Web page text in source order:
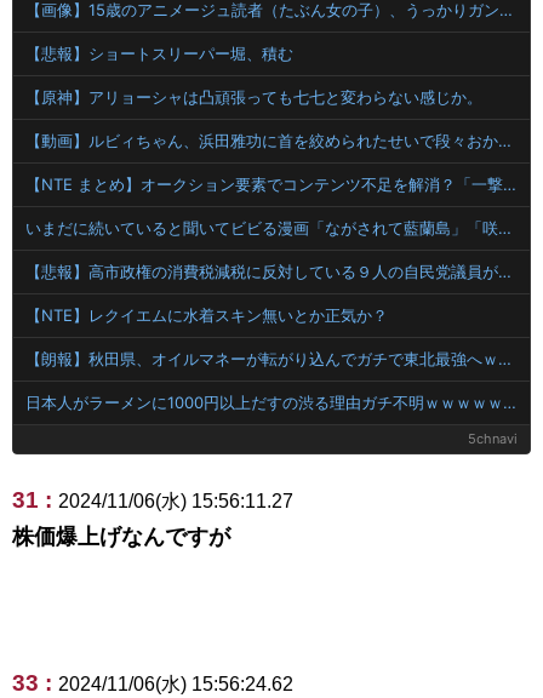
【画像】15歳のアニメージュ読者（たぶん女の子）、うっかりガンダム富野に質問してしまい無事に『反米』思想を叩き込まれる…
【悲報】ショートスリーパー堀、積む
【原神】アリョーシャは凸頑張っても七七と変わらない感じか。
【動画】ルビィちゃん、浜田雅功に首を絞められたせいで段々おかしな仕事が増える
【NTE まとめ】オークション要素でコンテンツ不足を解消？「一撃落札」や日課の選択肢増加に対するスレ民の評価と反応
いまだに続いていると聞いてビビる漫画「ながされて藍蘭島」「咲-Saki-」「らき☆すた」
【悲報】高市政権の消費税減税に反対している９人の自民党議員が全て判明！！！！ やっぱりコイツラかｗｗｗｗｗ
【NTE】レクイエムに水着スキン無いとか正気か？
【朗報】秋田県、オイルマネーが転がり込んでガチで東北最強へｗｗｗｗｗｗｗｗｗｗｗｗ
日本人がラーメンに1000円以上だすの渋る理由ガチ不明ｗｗｗｗｗｗｗｗｗ
5chnavi
31 : 2024/11/06(水) 15:56:11.27
株価爆上げなんですが
33 : 2024/11/06(水) 15:56:24.62